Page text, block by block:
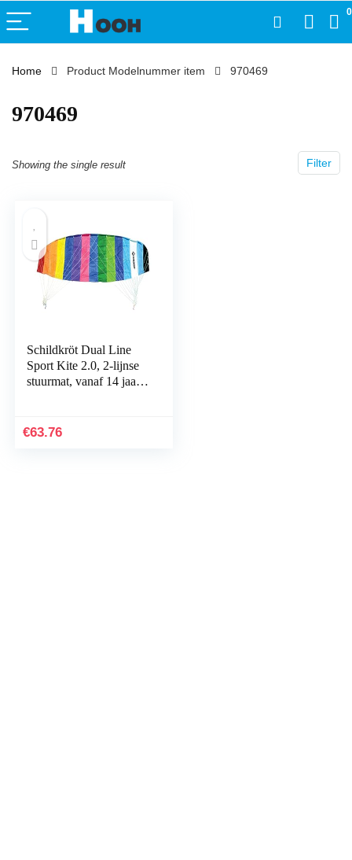
0
Home Product Modelnummer item ‎970469
‎970469
Filter
Showing the single result
Schildkröt Dual Line
Sport Kite 2.0, 2-lijnse
stuurmat, vanaf 14 jaar,
(60kp…
€63.76